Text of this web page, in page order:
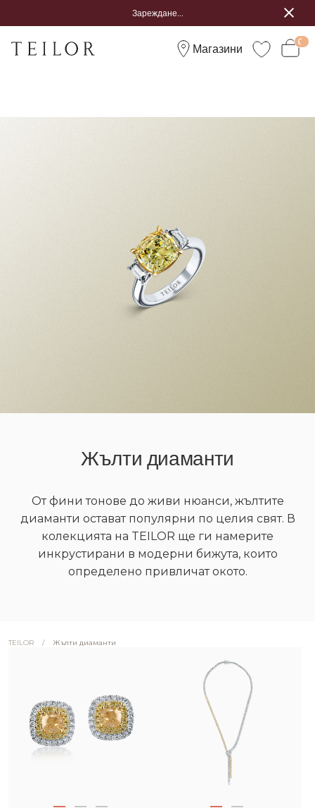
Зареждане...
Магазини
Жълти диаманти
От фини тонове до живи нюанси, жълтите
диаманти остават популярни по целия свят. В
колекцията на TEILOR ще ги намерите
инкрустирани в модерни бижута, които
определено привличат окото.
TEILOR / Жълти диаманти